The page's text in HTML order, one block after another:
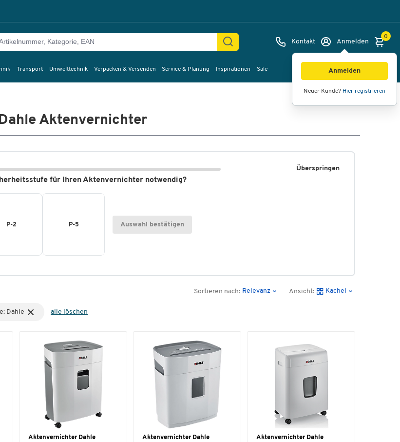
Kontakt Anmelden
Anmelden
Neuer Kunde? Hier registrieren
0
Transport Umwelttechnik Verpacken & Versenden Service & Planung Inspirationen Sale
Aktenvernichter
für Ihren Aktenvernichter notwendig?
Überspringen
P-2 P-5 Auswahl bestätigen
Sortieren nach: Relevanz Ansicht: Kachel
Dahle alle löschen
Aktenvernichter Dahle
Aktenvernichter Dahle
Aktenvernichter Dahle